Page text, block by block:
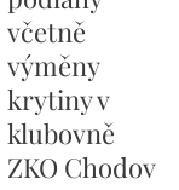
včetně
výměny
krytiny v
klubovně
ZKO Chodov